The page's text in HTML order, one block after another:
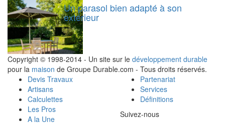
Un parasol bien adapté à son
extérieur
Copyright © 1998-2014 - Un site sur le développement durable
pour la maison de Groupe Durable.com - Tous droits réservés.
Devis Travaux
Artisans
Calculettes
Les Pros
A la Une
Partenariat
Services
Définitions
Suivez-nous